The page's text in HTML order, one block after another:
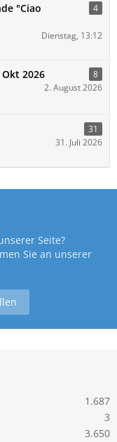
"Ciao
4
Dienstag, 13:12
Okt 2026 8
2. August 2026
31
31. Juli 2026
Seite?
Sie an unserer
1.687
3
3.650